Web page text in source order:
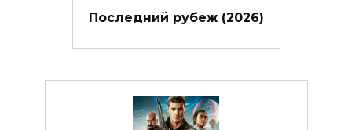
Последний рубеж (2026)